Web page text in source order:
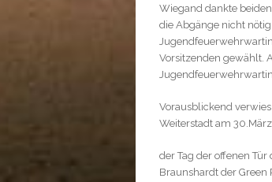
Wiegand dankte
die Abgänge nicht
Vorsitzenden gewählt.
Vorausblickend
Weiterstadt am
der Tag der offenen
Braunshardt der Green